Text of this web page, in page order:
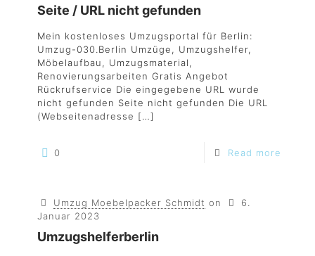
Seite / URL nicht gefunden
Mein kostenloses Umzugsportal für Berlin:
Umzug-030.Berlin Umzüge, Umzugshelfer,
Möbelaufbau, Umzugsmaterial,
Renovierungsarbeiten Gratis Angebot
Rückrufservice Die eingegebene URL wurde
nicht gefunden Seite nicht gefunden Die URL
(Webseitenadresse […]
0 Read more
Umzug Moebelpacker Schmidt on
6.
Januar 2023
Umzugshelferberlin